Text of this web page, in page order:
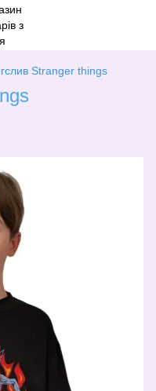
Stranger things